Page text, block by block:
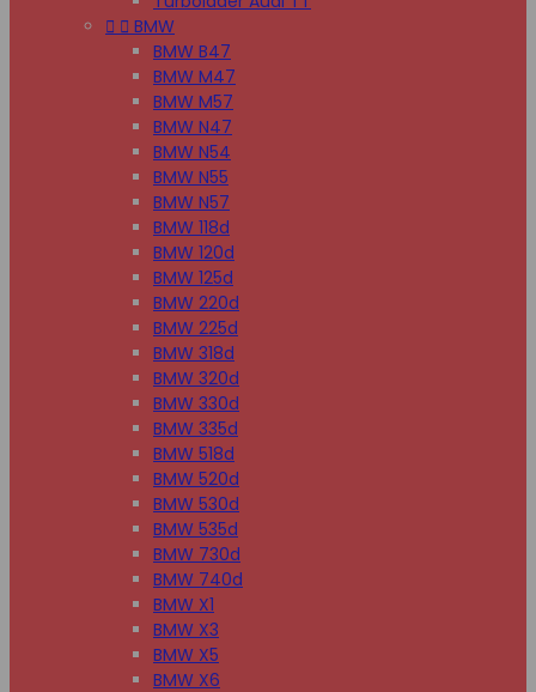
  BMW
BMW B47
BMW M47
BMW M57
BMW N47
BMW N54
BMW N55
BMW N57
BMW 118d
BMW 120d
BMW 125d
BMW 220d
BMW 225d
BMW 318d
BMW 320d
BMW 330d
BMW 335d
BMW 518d
BMW 520d
BMW 530d
BMW 535d
BMW 730d
BMW 740d
BMW X1
BMW X3
BMW X5
BMW X6